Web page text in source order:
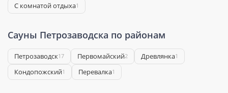
С комнатой отдыха1
Сауны Петрозаводска по районам
Петрозаводск17 Первомайский2 Древлянка1
Кондопожский1 Перевалка1